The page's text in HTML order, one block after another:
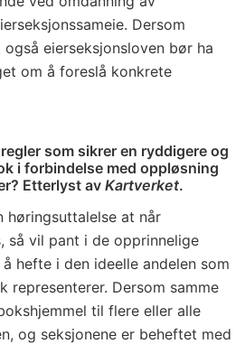
Dersom
eierseksjonsloven bør ha
om å foreslå konkrete
som sikrer en ryddigere og
i forbindelse med oppløsning
Etterlyst av Kartverket.
høringsuttalelse at når
så vil pant i de opprinnelige
hefte i den ideelle andelen som
representerer. Dersom samme
til flere eller alle
og seksjonene er beheftet med